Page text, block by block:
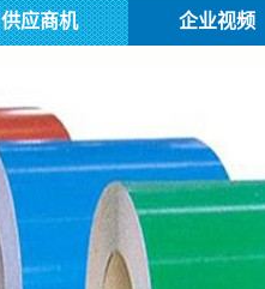
供应商机 企业视频